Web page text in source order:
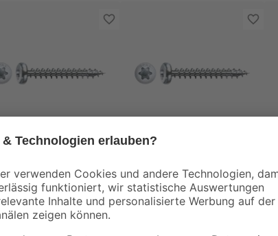
T-Star
T20 Stahl Ø 4 x
,29
Universalschrauben
Halbrundkopf T-Star